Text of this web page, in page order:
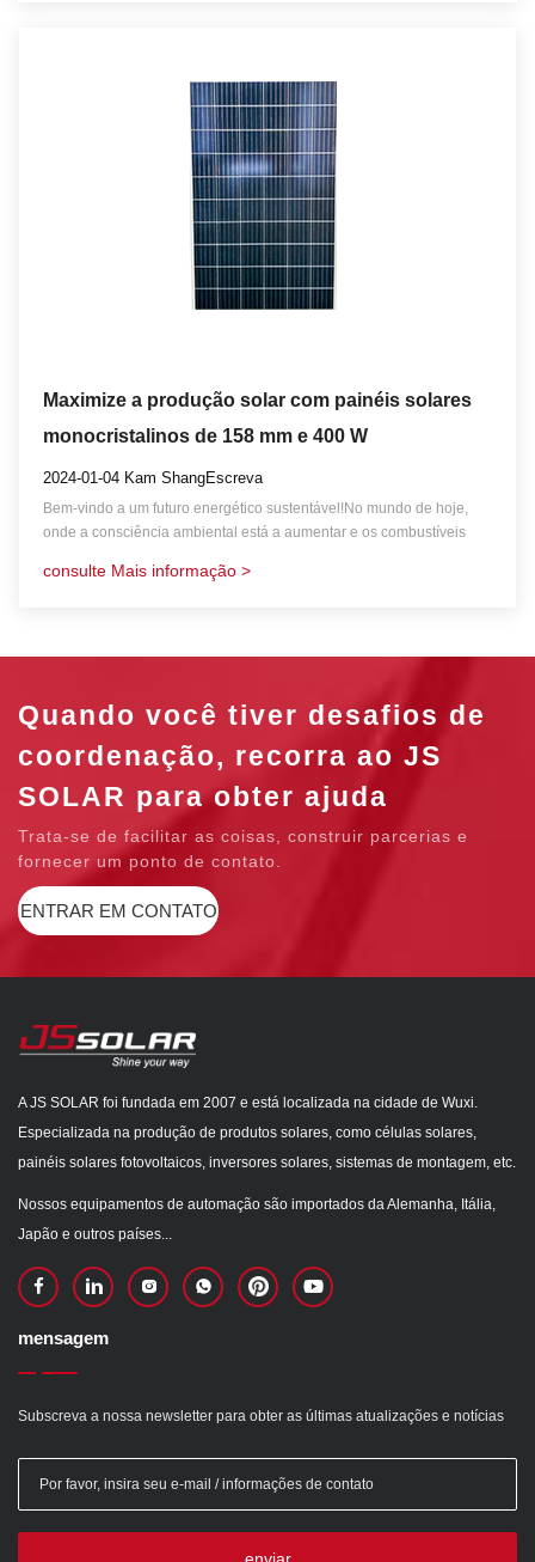
Maximize a produção solar com painéis solares
monocristalinos de 158 mm e 400 W
2024-01-04 Kam ShangEscreva
Bem-vindo a um futuro energético sustentável!No mundo de hoje,
onde a consciência ambiental está a aumentar e os combustíveis
solar brilha como um farol de esperança.Aproveitar o poder do sol
consulte Mais informação >
Quando você tiver desafios de
coordenação, recorra ao JS
SOLAR para obter ajuda
Trata-se de facilitar as coisas, construir parcerias e
fornecer um ponto de contato.
ENTRAR EM CONTATO
A JS SOLAR foi fundada em 2007 e está localizada na cidade de Wuxi.
Especializada na produção de produtos solares, como células solares,
painéis solares fotovoltaicos, inversores solares, sistemas de montagem, etc.
Nossos equipamentos de automação são importados da Alemanha, Itália,
Japão e outros países...
mensagem
Subscreva a nossa newsletter para obter as últimas atualizações e notícias